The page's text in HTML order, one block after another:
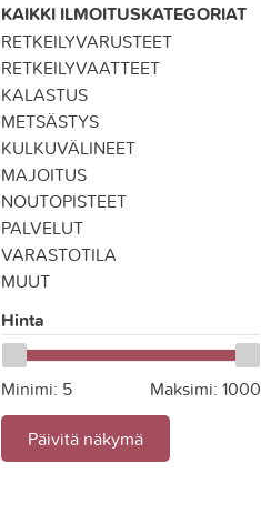
KAIKKI ILMOITUSKATEGORIAT
RETKEILYVARUSTEET
RETKEILYVAATTEET
KALASTUS
METSÄSTYS
KULKUVÄLINEET
MAJOITUS
NOUTOPISTEET
PALVELUT
VARASTOTILA
MUUT
Hinta
Minimi: 5 Maksimi: 1000
Päivitä näkymä